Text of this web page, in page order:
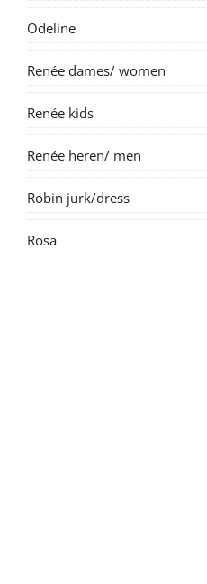
Odeline
Renée dames/ women
Renée kids
Renée heren/ men
Robin jurk/dress
Rosa